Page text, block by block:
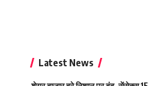
Latest News